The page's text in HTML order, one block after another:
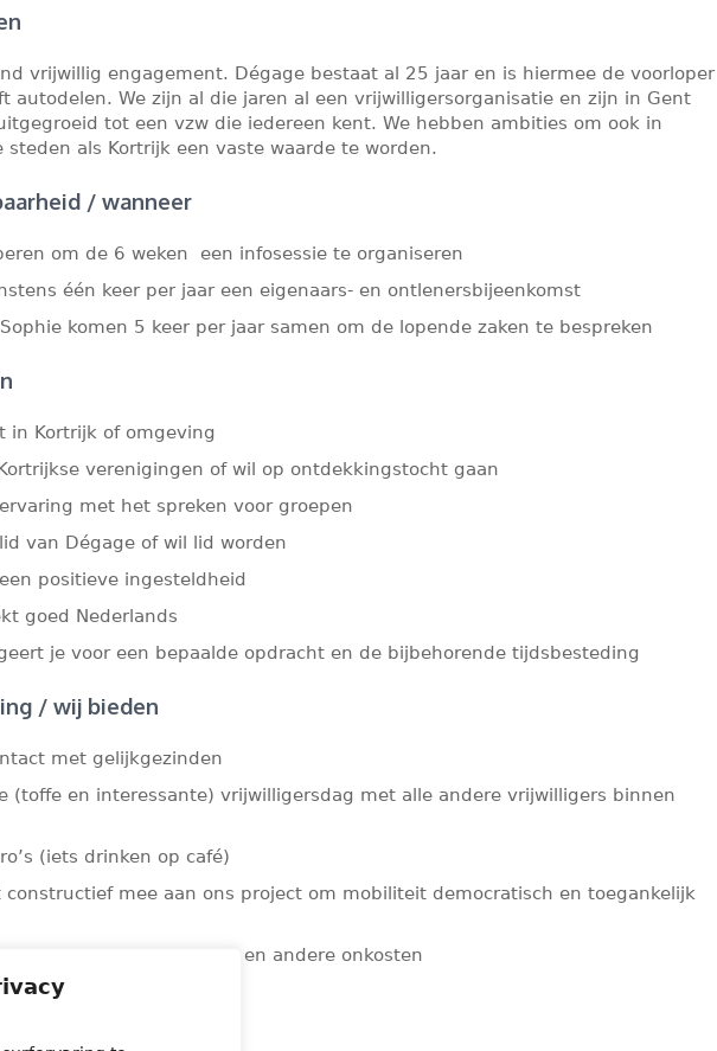
vrijwillig engagement. Dégage bestaat al 25 jaar en is hiermee de voorloper
autodelen. We zijn al die jaren al een vrijwilligersorganisatie en zijn in Gent
tot een vzw die iedereen kent. We hebben ambities om ook in
steden als Kortrijk een vaste waarde te worden.
/ wanneer
om de 6 weken een infosessie te organiseren
één keer per jaar een eigenaars- en ontlenersbijeenkomst
komen 5 keer per jaar samen om de lopende zaken te bespreken
in Kortrijk of omgeving
verenigingen of wil op ontdekkingstocht gaan
met het spreken voor groepen
van Dégage of wil lid worden
positieve ingesteldheid
goed Nederlands
je voor een bepaalde opdracht en de bijbehorende tijdsbesteding
/ wij bieden
met gelijkgezinden
(toffe en interessante) vrijwilligersdag met alle andere vrijwilligers binnen
(iets drinken op café)
constructief mee aan ons project om mobiliteit democratisch en toegankelijk
verplaatsingskosten en andere onkosten
BA